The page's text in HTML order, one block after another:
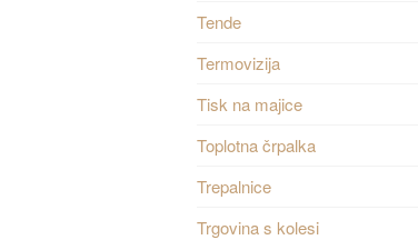
Tende
Termovizija
Tisk na majice
Toplotna črpalka
Trepalnice
Trgovina s kolesi